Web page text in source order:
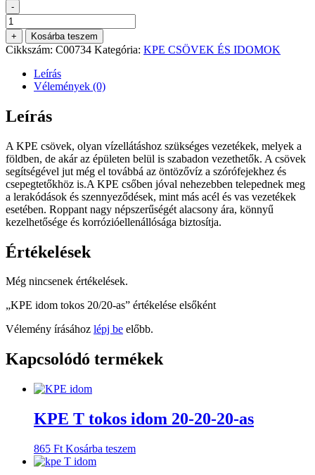
-
KPE
idom
tokos
20/20-
mennyiség
+ Kosárba teszem
Cikkszám: C00734 Kategória: KPE CSÖVEK ÉS IDOMOK
Leírás
Vélemények (0)
Leírás
A KPE csövek, olyan vízellátáshoz szükséges vezetékek, melyek a
földben, de akár az épületen belül is szabadon vezethetők. A csövek
segítségével jut még el továbbá az öntözővíz a szórófejekhez és
csepegtetőkhöz is.A KPE csőben jóval nehezebben telepednek meg
a lerakódások és szennyeződések, mint más acél és vas vezetékek
esetében. Roppant nagy népszerűségét alacsony ára, könnyű
kezelhetősége és korrózióellenállósága biztosítja.
Értékelések
Még nincsenek értékelések.
„KPE idom tokos 20/20-as” értékelése elsőként
Vélemény írásához lépj be előbb.
Kapcsolódó termékek
KPE T tokos idom 20-20-20-as
865 Ft Kosárba teszem